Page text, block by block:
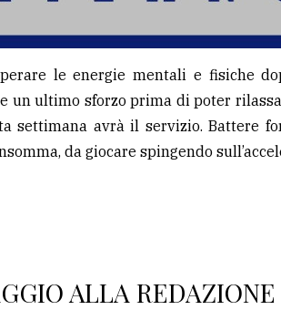
le energie mentali e fisiche
un ultimo sforzo prima di poter
settimana avrà il servizio. Battere
da giocare spingendo
ALLA REDAZIONE